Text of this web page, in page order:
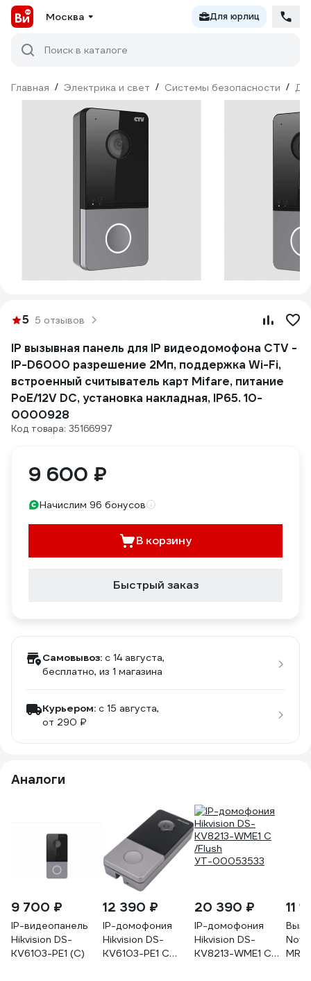
Москва Для юрлиц
Поиск в каталоге
Главная / Электрика и свет / Системы безопасности /
5 5 отзывов
IP вызывная панель для IP видеодомофона CTV -
IP-D6000 разрешение 2Мп, поддержка Wi-Fi,
встроенный считыватель карт Mifare, питание
PoE/12V DC, установка накладная, IP65. 10-
0000928
Код товара: 35166997
9 600 ₽
Начислим 96 бонусов
В корзину
Быстрый заказ
Самовывоз: c 14 августа,
бесплатно, из 1 магазина
Курьером: c 15 августа,
от 290 ₽
Аналоги
9 700 ₽
IP-видеопанель
Hikvision DS-
KV6103-PE1 (C)
12 390 ₽
IP-домофония
Hikvision DS-
KV6103-PE1 C
20 390 ₽
IP-домофония
Hikvision DS-
KV8213-WME1 C
11
MR